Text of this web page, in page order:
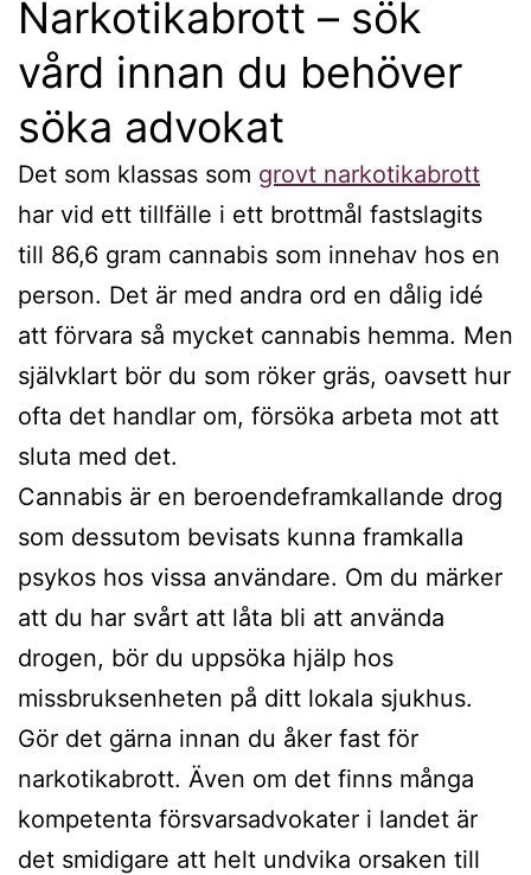
Narkotikabrott – sök
vård innan du behöver
söka advokat
Det som klassas som grovt narkotikabrott
har vid ett tillfälle i ett brottmål fastslagits
till 86,6 gram cannabis som innehav hos en
person. Det är med andra ord en dålig idé
att förvara så mycket cannabis hemma. Men
självklart bör du som röker gräs, oavsett hur
ofta det handlar om, försöka arbeta mot att
sluta med det.
Cannabis är en beroendeframkallande drog
som dessutom bevisats kunna framkalla
psykos hos vissa användare. Om du märker
att du har svårt att låta bli att använda
drogen, bör du uppsöka hjälp hos
missbruksenheten på ditt lokala sjukhus.
Gör det gärna innan du åker fast för
narkotikabrott. Även om det finns många
kompetenta försvarsadvokater i landet är
det smidigare att helt undvika orsaken till